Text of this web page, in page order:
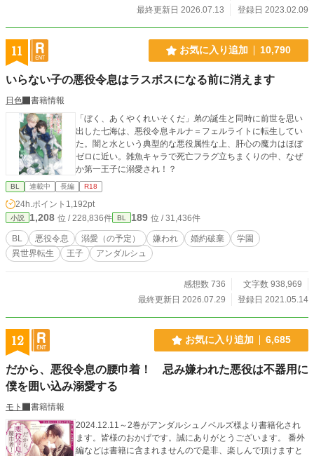
最終更新日 2026.07.13
登録日 2023.02.09
11 お気に入り追加 10,790
いらない子の悪役令息はラスボスになる前に消えます
日色
書籍情報
「ぼく、あくやくれいそくだ」弟の誕生と同時に前世を思い
出した七海は、悪役令息キルナ＝フェルライトに転生してい
た。闇と水という典型的な悪役属性な上、肝心の魔力はほぼ
ゼロに近い。雑魚キャラで死亡フラグ立ちまくりの中、なぜ
か第一王子に溺愛され！？
BL 連載中 長編 R18
24h.ポイント 1,192pt
小説 1,208 位 / 228,836件 BL 189 位 / 31,436件
BL 悪役令息 溺愛（の予定） 嫌われ 婚約破棄
学園
異世界転生
王子 アンダルシュ
感想数 736
文字数 938,969
最終更新日 2026.07.29
登録日 2021.05.14
12 お気に入り追加 6,685
だから、悪役令息の腰巾着！ 忌み嫌われた悪役は不器用に
僕を囲い込み溺愛する
モト
書籍情報
2024.12.11～2巻がアンダルシュノベルズ様より書籍化され
ます。皆様のおかげです。誠にありがとうございます。 番外
編などは書籍に含まれませんので是非、楽しんで頂けますと